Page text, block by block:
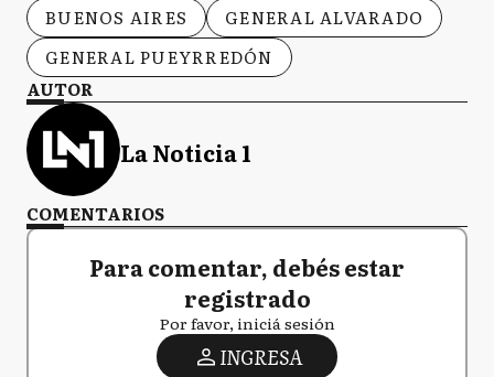
BUENOS AIRES
GENERAL ALVARADO
GENERAL PUEYRREDÓN
AUTOR
La Noticia 1
COMENTARIOS
Para comentar, debés estar
registrado
Por favor, iniciá sesión
INGRESA